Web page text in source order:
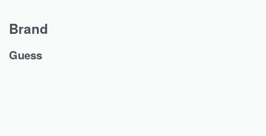
Brand
Guess